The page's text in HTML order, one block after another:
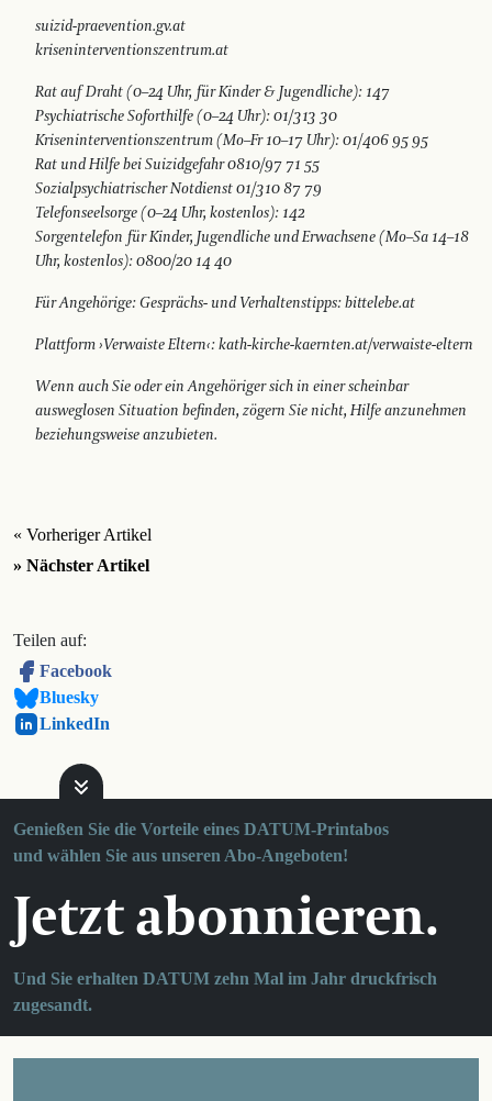
suizid-praevention.gv.at
kriseninterventionszentrum.at
Rat auf Draht (0–24 Uhr, für Kinder & Jugendliche): 147
Psychiatrische Soforthilfe (0–24 Uhr): 01/313 30
Kriseninterventionszentrum (Mo–Fr 10–17 Uhr): 01/406 95 95
Rat und Hilfe bei Suizidgefahr 0810/97 71 55
Sozialpsychiatrischer Notdienst 01/310 87 79
Telefonseelsorge (0–24 Uhr, kostenlos): 142
Sorgentelefon für Kinder, Jugendliche und Erwachsene (Mo–Sa 14–18
Uhr, kostenlos): 0800/20 14 40
Für Angehörige: Gesprächs- und Verhaltenstipps: bittelebe.at
Plattform ›Verwaiste Eltern‹: kath-kirche-kaernten.at/verwaiste-eltern
Wenn auch Sie oder ein Angehöriger sich in einer scheinbar
ausweglosen Situation befinden, zögern Sie nicht, Hilfe anzunehmen
beziehungsweise anzubieten.
« Vorheriger Artikel
» Nächster Artikel
Teilen auf:
Facebook
Bluesky
LinkedIn
Genießen Sie die Vorteile eines DATUM-Printabos
und wählen Sie aus unseren Abo-Angeboten!
Jetzt abonnieren.
Und Sie erhalten DATUM zehn Mal im Jahr druckfrisch
zugesandt.